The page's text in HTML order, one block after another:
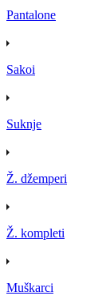
Pantalone
Sakoi
Suknje
Ž. džemperi
Ž. kompleti
Muškarci